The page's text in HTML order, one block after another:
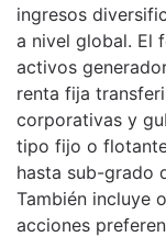
ingresos
a nivel global. El
activos
renta fija
corporativas y
tipo fijo o
hasta sub-grado
También incluye
acciones